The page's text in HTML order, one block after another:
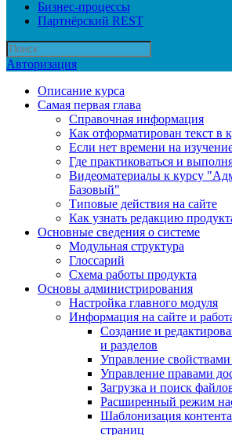
Бизнес-процессы
Партнёрский REST
Авторизация
Описание курса
Самая первая глава
Справочная информация
Как отформатирован текст в
Если нет времени на
Где практиковаться и
Видеоматериалы к курсу
Базовый"
Типовые действия на сайте
Как узнать редакцию
Основные сведения о системе
Модульная структура
Глоссарий
Схема работы продукта
Основы администрирования
Настройка главного модуля
Информация на сайте и
Создание и
и разделов
Управление
Управление правами
Загрузка и поиск
Расширенный режим
Шаблонизация
страниц